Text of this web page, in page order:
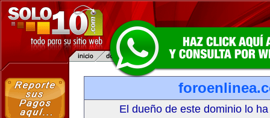
El dueño de este dominio lo